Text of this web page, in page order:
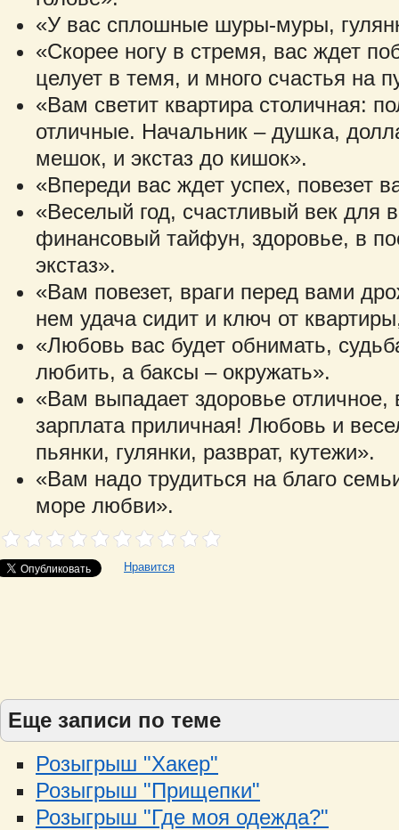
«У вас сплошные шуры-муры,
«Скорее ногу в стремя, вас ждет
целует в темя, и много счастья на
«Вам светит квартира столичная:
отличные. Начальник – душка,
мешок, и экстаз до кишок».
«Впереди вас ждет успех, повезет
«Веселый год, счастливый век для
финансовый тайфун, здоровье, в
экстаз».
«Вам повезет, враги перед вами
нем удача сидит и ключ от
«Любовь вас будет обнимать,
любить, а баксы – окружать».
«Вам выпадает здоровье
зарплата приличная! Любовь и
пьянки, гулянки, разврат, кутежи».
«Вам надо трудиться на благо
море любви».
Нравится
Еще записи по теме
Розыгрыш "Хакер"
Розыгрыш "Прищепки"
Розыгрыш "Где моя одежда?"